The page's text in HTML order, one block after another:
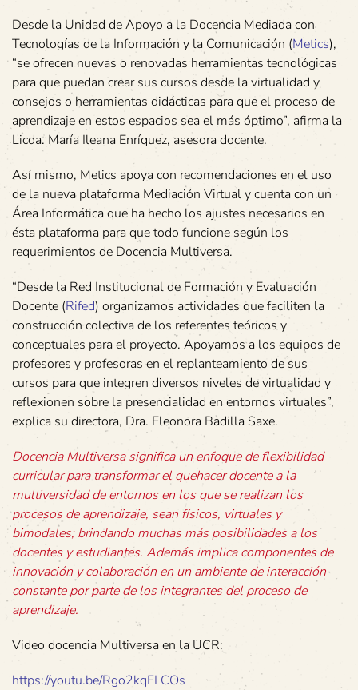
Desde la Unidad de Apoyo a la Docencia Mediada con
Tecnologías de la Información y la Comunicación (Metics),
“se ofrecen nuevas o renovadas herramientas tecnológicas
para que puedan crear sus cursos desde la virtualidad y
consejos o herramientas didácticas para que el proceso de
aprendizaje en estos espacios sea el más óptimo”, afirma la
Licda. María Ileana Enríquez, asesora docente.
Así mismo, Metics apoya con recomendaciones en el uso
de la nueva plataforma Mediación Virtual y cuenta con un
Área Informática que ha hecho los ajustes necesarios en
ésta plataforma para que todo funcione según los
requerimientos de Docencia Multiversa.
“Desde la Red Institucional de Formación y Evaluación
Docente (Rifed) organizamos actividades que faciliten la
construcción colectiva de los referentes teóricos y
conceptuales para el proyecto. Apoyamos a los equipos de
profesores y profesoras en el replanteamiento de sus
cursos para que integren diversos niveles de virtualidad y
reflexionen sobre la presencialidad en entornos virtuales”,
explica su directora, Dra. Eleonora Badilla Saxe.
Docencia Multiversa significa un enfoque de flexibilidad
curricular para transformar el quehacer docente a la
multiversidad de entornos en los que se realizan los
procesos de aprendizaje, sean físicos, virtuales y
bimodales; brindando muchas más posibilidades a los
docentes y estudiantes. Además implica componentes de
innovación y colaboración en un ambiente de interacción
constante por parte de los integrantes del proceso de
aprendizaje.
Video docencia Multiversa en la UCR:
https://youtu.be/Rgo2kqFLCOs